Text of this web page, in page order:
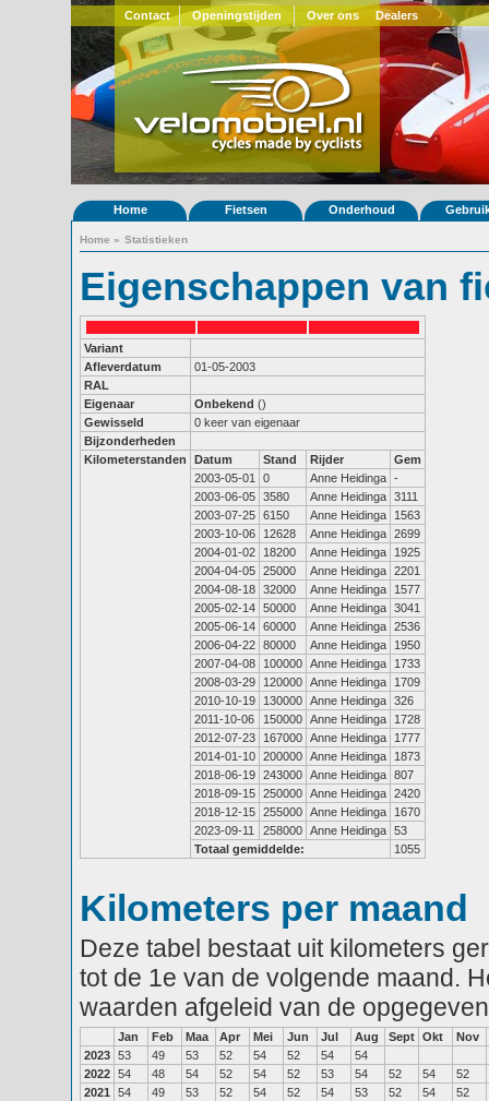
Contact Openingstijden Over ons Dealers
Home Fietsen Onderhoud
Home » Statistieken
Eigenschappen van
Variant
Afleverdatum
01-05-2003
RAL
Eigenaar
Onbekend ()
Gewisseld
0 keer van eigenaar
Bijzonderheden
Kilometerstanden
Datum Stand Rijder
Gem
2003-05-01
0 Anne Heidinga -
2003-06-05 3580 Anne Heidinga 3111
2003-07-25 6150 Anne Heidinga
1563
2003-10-06
12628 Anne Heidinga 2699
2004-01-02
18200 Anne Heidinga
1925
2004-04-05 25000 Anne Heidinga 2201
2004-08-18 32000 Anne Heidinga
1577
2005-02-14 50000 Anne Heidinga 3041
2005-06-14 60000 Anne Heidinga 2536
2006-04-22 80000 Anne Heidinga
1950
2007-04-08
100000 Anne Heidinga
1733
2008-03-29
120000 Anne Heidinga
1709
2010-10-19
130000 Anne Heidinga 326
2011-10-06
150000 Anne Heidinga
1728
2012-07-23
167000 Anne Heidinga
1777
2014-01-10 200000 Anne Heidinga
1873
2018-06-19 243000 Anne Heidinga 807
2018-09-15 250000 Anne Heidinga 2420
2018-12-15 255000 Anne Heidinga
1670
2023-09-11
258000 Anne Heidinga 53
Totaal gemiddelde:
1055
Kilometers per maand
Deze tabel bestaat uit kilometers
tot de 1e van de volgende maand.
waarden afgeleid van de
Jan Feb Maa Apr Mei Jun Jul Aug Sept Okt
Nov
2023 53 49 53 52 54 52 54
54
2022 54 48 54 52 54 52 53 54 52 54
52
2021
54 49 53 52 54 52 54 53 52 54
52